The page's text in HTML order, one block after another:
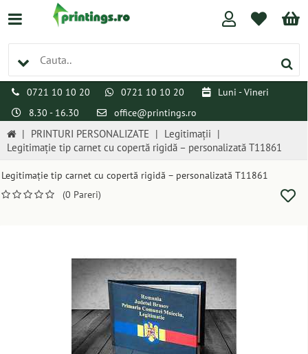
0721 10 10 20 0721 10 10 20
Luni - Vineri
8.30 - 16.30
office@printings.ro
| PRINTURI PERSONALIZATE | Legitimații |
Legitimație tip carnet cu copertă rigidă – personalizată T11861
Legitimație tip carnet cu copertă rigidă – personalizată T11861
(0 Pareri)